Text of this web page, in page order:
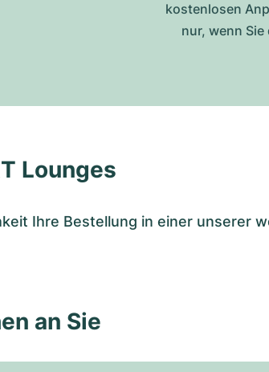
kostenlosen
nur, wenn
Lounges
Ihre Bestellung in einer unserer
an Sie